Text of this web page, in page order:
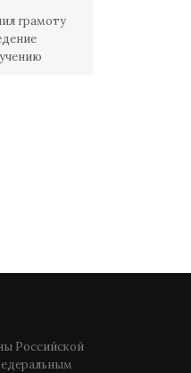
грамоту
Российской